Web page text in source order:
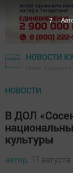
НОВОСТИ
НОВОСТИ
В ДОЛ
культуры
автор, 17
6